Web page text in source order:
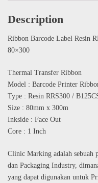
Description
Ribbon Barcode Label Resin
80×300
Thermal Transfer Ribbon
Model : Barcode Printer
Type : Resin RRS300 /
Size : 80mm x 300m
Inkside : Face Out
Core : 1 Inch
Clinic Marking adalah sebuah
dan Packaging Industry,
yang dapat digunakan untuk